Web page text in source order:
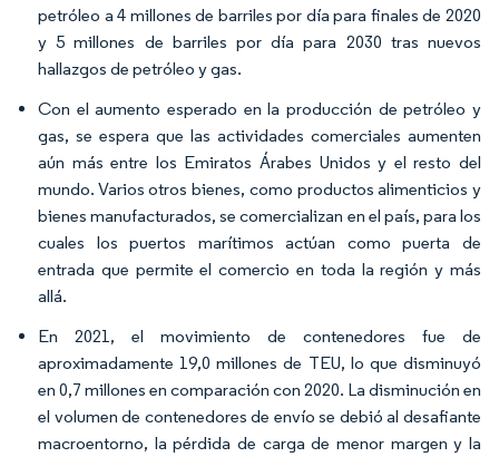
petróleo a 4 millones de barriles por día para finales de 2020
y 5 millones de barriles por día para 2030 tras nuevos
hallazgos de petróleo y gas.
Con el aumento esperado en la producción de petróleo y
gas, se espera que las actividades comerciales aumenten
aún más entre los Emiratos Árabes Unidos y el resto del
mundo. Varios otros bienes, como productos alimenticios y
bienes manufacturados, se comercializan en el país, para los
cuales los puertos marítimos actúan como puerta de
entrada que permite el comercio en toda la región y más
allá.
En 2021, el movimiento de contenedores fue de
aproximadamente 19,0 millones de TEU, lo que disminuyó
en 0,7 millones en comparación con 2020. La disminución en
el volumen de contenedores de envío se debió al desafiante
macroentorno, la pérdida de carga de menor margen y la